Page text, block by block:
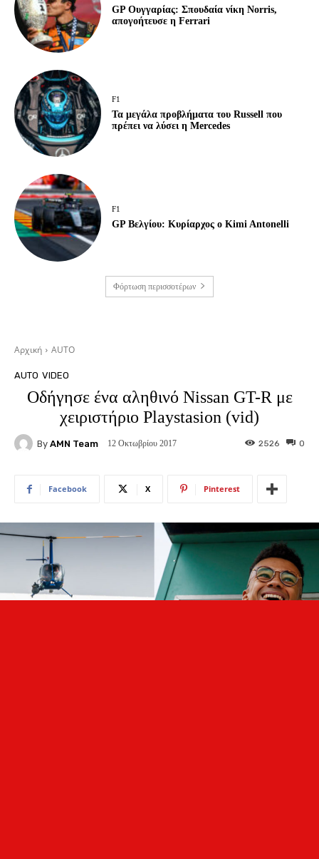
GP Ουγγαρίας: Σπουδαία νίκη Norris,
απογοήτευσε η Ferrari
F1
Τα μεγάλα προβλήματα του Russell που
πρέπει να λύσει η Mercedes
F1
GP Βελγίου: Κυρίαρχος ο Kimi Antonelli
Φόρτωση περισσοτέρων